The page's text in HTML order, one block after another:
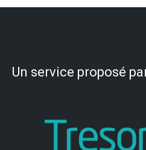
Un service proposé